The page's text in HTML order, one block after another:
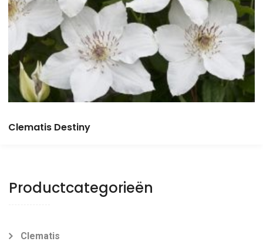
Clematis Destiny
Productcategorieën
Clematis